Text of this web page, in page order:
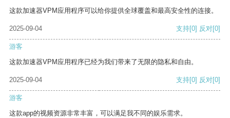
这款加速器VPM应用程序可以给你提供全球覆盖和最高安全性的连接。
2025-09-04 支持[0] 反对[0]
游客
这款加速器VPM应用程序已经为我们带来了无限的隐私和自由。
2025-09-04 支持[0] 反对[0]
游客
这款app的视频资源非常丰富，可以满足我不同的娱乐需求。